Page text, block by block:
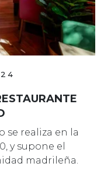
se realiza en la
y supone el
madrileña.